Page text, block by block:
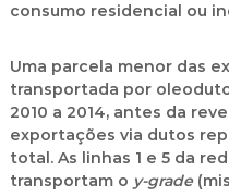
consumo residencial ou
Uma parcela menor das
transportada por
2010 a 2014, antes da
exportações via dutos
total. As linhas 1 e 5 da
transportam o y-grade